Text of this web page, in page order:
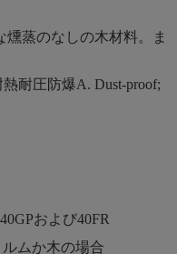
燻蒸のなしの木材料。ま
耐圧防爆A. Dust-proof;
および40FR
ムか木の場合